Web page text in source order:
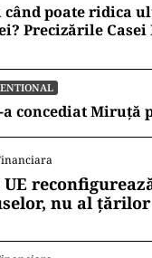
când poate ridica
Precizările Casei
a concediat
nu al țărilor